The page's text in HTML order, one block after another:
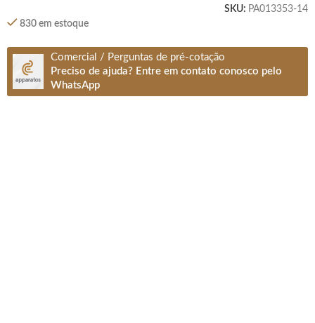
SKU: PA013353-14
830 em estoque
Comercial / Perguntas de pré-cotação
Preciso de ajuda? Entre em contato conosco pelo
WhatsApp